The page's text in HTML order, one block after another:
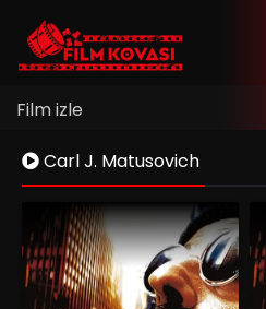
Film izle
Carl J. Matusovich